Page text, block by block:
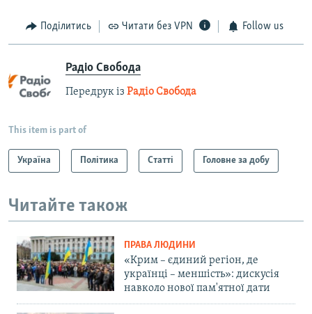
Поділитись Читати без VPN Follow us
Радіо Свобода
Передрук із Радіо Свобода
This item is part of
Україна Політика Статті Головне за добу
Читайте також
ПРАВА ЛЮДИНИ
«Крим – єдиний регіон, де
українці – меншість»: дискусія
навколо нової пам'ятної дати